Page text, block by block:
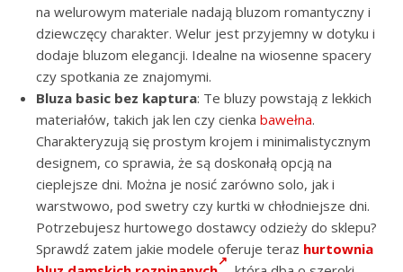
na welurowym materiale nadają bluzom romantyczny i
dziewczęcy charakter. Welur jest przyjemny w dotyku i
dodaje bluzom elegancji. Idealne na wiosenne spacery
czy spotkania ze znajomymi.
Bluza basic bez kaptura: Te bluzy powstają z lekkich
materiałów, takich jak len czy cienka bawełna.
Charakteryzują się prostym krojem i minimalistycznym
designem, co sprawia, że są doskonałą opcją na
cieplejsze dni. Można je nosić zarówno solo, jak i
warstwowo, pod swetry czy kurtki w chłodniejsze dni.
Potrzebujesz hurtowego dostawcy odzieży do sklepu?
Sprawdź zatem jakie modele oferuje teraz hurtownia